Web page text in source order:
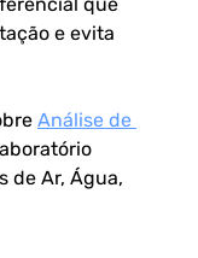
e evita
Análise de
de Ar, Água,